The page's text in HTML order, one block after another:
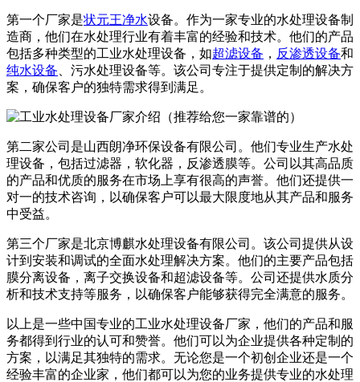
第一个厂家是状元王净水设备。作为一家专业的水处理设备制
造商，他们在水处理行业有着丰富的经验和技术。他们的产品
包括多种类型的工业水处理设备，如超滤设备 ， 反渗透设备和
纯水设备 、污水处理设备等。该公司专注于提供定制的解决方
案，确保客户的独特需求得到满足。
第二家公司是山西朗净环保设备有限公司。他们专业生产水处
理设备，包括过滤器，软化器，反渗透膜等。公司以其高品质
的产品和优质的服务在市场上享有很高的声誉。他们还提供一
对一的技术咨询，以确保客户可以最大限度地从其产品和服务
中受益。
第三个厂家是北京博麒水处理设备有限公司。该公司提供从设
计到安装和调试的全面水处理解决方案。他们的主要产品包括
膜分离设备，离子交换设备和超滤设备等。公司还提供水质分
析和技术支持等服务，以确保客户能够获得完全满意的服务。
以上是一些中国专业的工业水处理设备厂家，他们的产品和服
务都得到行业的认可和赞誉。他们可以为企业提供各种定制的
方案，以满足其独特的需求。无论您是一个初创企业还是一个
经验丰富的企业家，他们都可以为您的业务提供专业的水处理